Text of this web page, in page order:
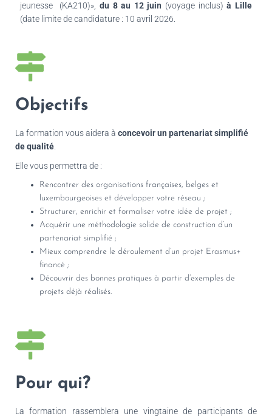
jeunesse (KA210)», du 8 au 12 juin (voyage inclus) à Lille
(date limite de candidature : 10 avril 2026.
Objectifs
La formation vous aidera à concevoir un partenariat simplifié
de qualité.
Elle vous permettra de :
Rencontrer des organisations françaises, belges et
luxembourgeoises et développer votre réseau ;
Structurer, enrichir et formaliser votre idée de projet ;
Acquérir une méthodologie solide de construction d’un
partenariat simplifié ;
Mieux comprendre le déroulement d’un projet Erasmus+
financé ;
Découvrir des bonnes pratiques à partir d’exemples de
projets déjà réalisés.
Pour qui?
La formation rassemblera une vingtaine de participants de